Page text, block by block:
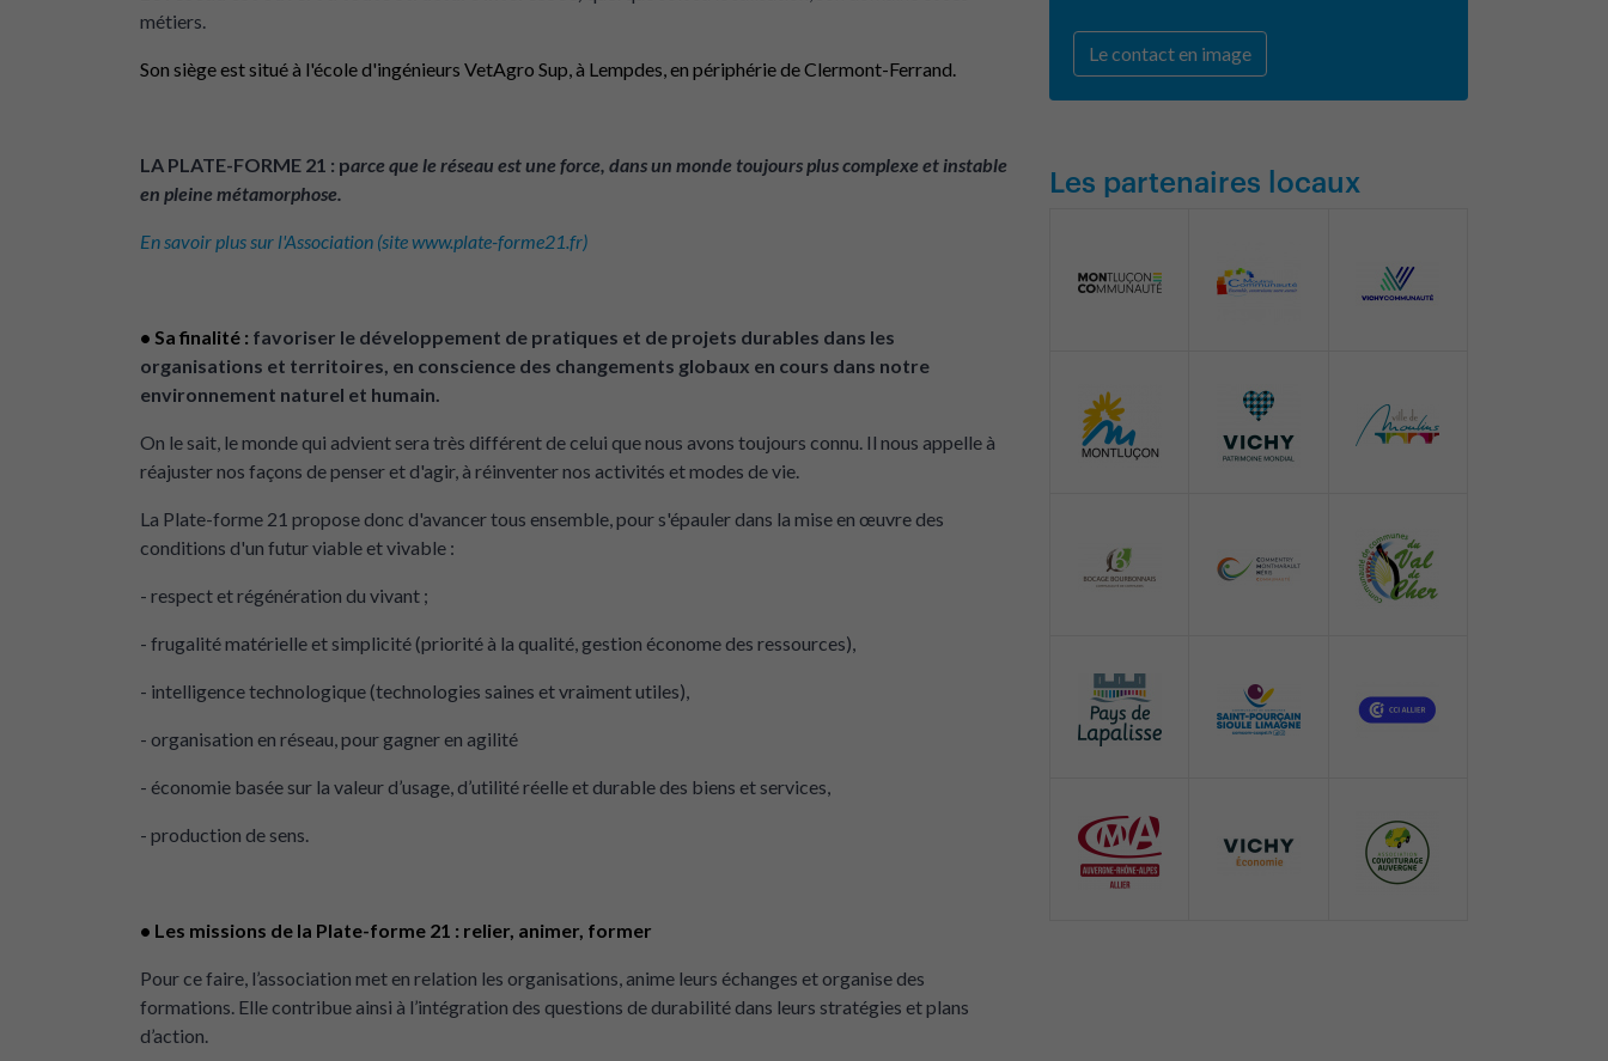
métiers.
Son siège est situé à l'école d'ingénieurs VetAgro Sup, à Lempdes, en périphérie de Clermont-Ferrand.
LA PLATE-FORME 21 : parce que le réseau est une force, dans un monde toujours plus complexe et instable
en pleine métamorphose.
En savoir plus sur l'Association (site www.plate-forme21.fr)
• Sa finalité : favoriser le développement de pratiques et de projets durables dans les
organisations et territoires, en conscience des changements globaux en cours dans notre
environnement naturel et humain.
On le sait, le monde qui advient sera très différent de celui que nous avons toujours connu. Il nous appelle à
réajuster nos façons de penser et d'agir, à réinventer nos activités et modes de vie.
La Plate-forme 21 propose donc d'avancer tous ensemble, pour s'épauler dans la mise en œuvre des
conditions d'un futur viable et vivable :
- respect et régénération du vivant ;
- frugalité matérielle et simplicité (priorité à la qualité, gestion économe des ressources),
- intelligence technologique (technologies saines et vraiment utiles),
- organisation en réseau, pour gagner en agilité
- économie basée sur la valeur d’usage, d’utilité réelle et durable des biens et services,
- production de sens.
• Les missions de la Plate-forme 21 : relier, animer, former
Pour ce faire, l’association met en relation les organisations, anime leurs échanges et organise des
formations. Elle contribue ainsi à l’intégration des questions de durabilité dans leurs stratégies et plans
d’action.
Le contact en image
Les partenaires locaux